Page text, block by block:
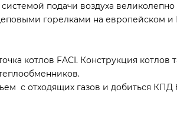
подачи воздуха
горелками на европейском
котлов FACI. Конструкция котлов
с отходящих газов и добиться КПД